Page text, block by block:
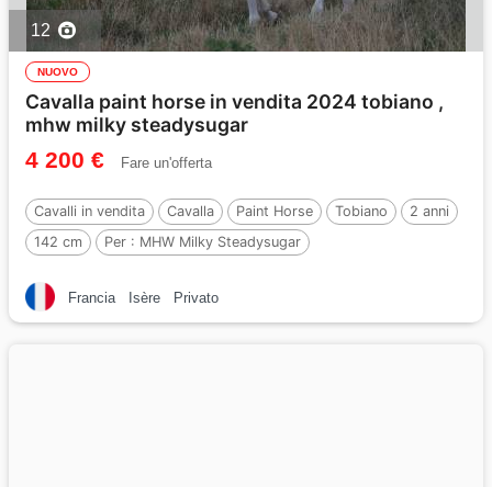
12
NUOVO
Cavalla paint horse in vendita 2024 tobiano ,
mhw milky steadysugar
4 200 € Fare un'offerta
Cavalli in vendita Cavalla Paint Horse Tobiano
2 anni
142 cm
Per : MHW Milky Steadysugar
Francia Isère Privato